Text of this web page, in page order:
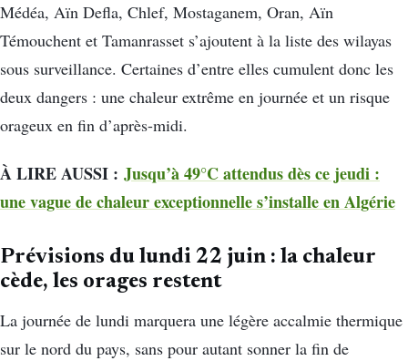
Médéa, Aïn Defla, Chlef, Mostaganem, Oran, Aïn
Témouchent et Tamanrasset s’ajoutent à la liste des wilayas
sous surveillance. Certaines d’entre elles cumulent donc les
deux dangers : une chaleur extrême en journée et un risque
orageux en fin d’après-midi.
À LIRE AUSSI : Jusqu’à 49°C attendus dès ce jeudi :
une vague de chaleur exceptionnelle s’installe en Algérie
Prévisions du lundi 22 juin : la chaleur
cède, les orages restent
La journée de lundi marquera une légère accalmie thermique
sur le nord du pays, sans pour autant sonner la fin de